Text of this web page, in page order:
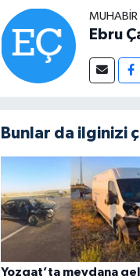
MUHABIR
Ebru
Bunlar da ilginizi
Yozgat’ta meydana